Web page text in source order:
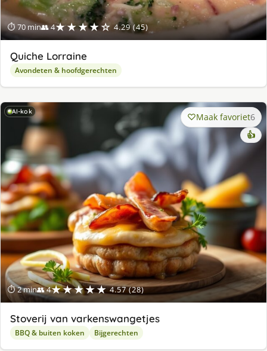
⏱ 70 min👥 4★★★★☆ 4.29 (45)
Quiche Lorraine
Avondeten & hoofdgerechten
AI-kok
⏱ 2 min👥 4★★★★★ 4.57 (28)
Maak favoriet6
👍
Stoverij van varkenswangetjes
BBQ & buiten koken Bijgerechten